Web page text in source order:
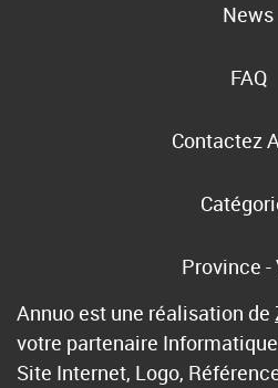
News
FAQ
Contactez
Province -
Annuo est une réalisation de
votre partenaire
Site Internet, Logo,